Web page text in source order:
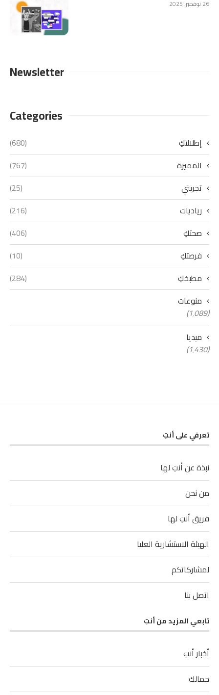
26 نوفمبر، 2025
Newsletter
Categories
إطلالتكِ
(680)
المميزة
(767)
تجربتي
(25)
رياديات
(216)
صحتكِ
(406)
فرصتكِ
(10)
مطبخكِ
(284)
منوعات
(1٬089)
ميديا
(1٬430)
تعرفي على أنتِ
نبذة عن أنتِ لها
من نحن
فريق أنتِ لها
الهيئة الاستشارية العليا
لمشاركاتكم
اتصل بنا
تابعي المزيد من أنتِ
أخبار أنتِ
جمالك